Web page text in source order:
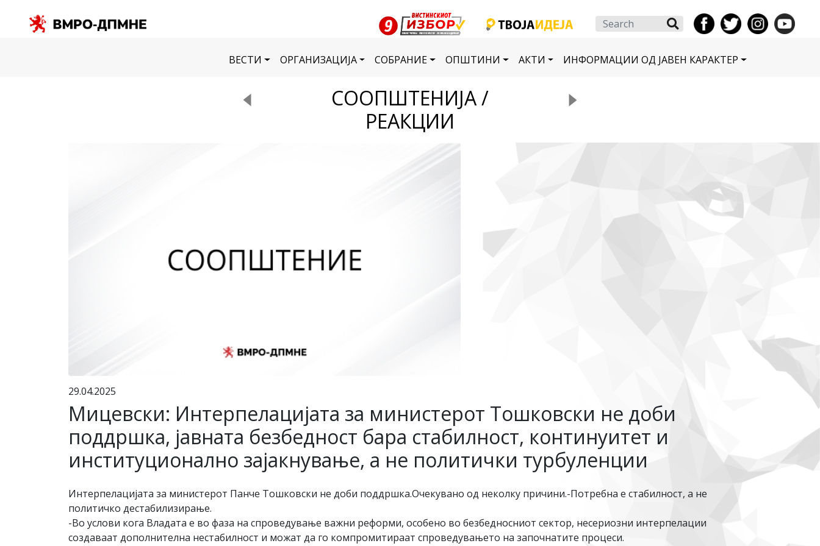
Search
ВЕСТИ ОРГАНИЗАЦИЈА СОБРАНИЕ ОПШТИНИ АКТИ ИНФОРМАЦИИ ОД ЈАВЕН КАРАКТЕР
СООПШТЕНИЈА /
РЕАКЦИИ
29.04.2025
Мицевски: Интерпелацијата за министерот Тошковски не доби
поддршка, јавната безбедност бара стабилност, континуитет и
институционално зајакнување, а не политички турбуленции
Интерпелацијата за министерот Панче Тошковски не доби поддршка.Очекувано од неколку причини.-Потребна е стабилност, а не
политичко дестабилизирање.
-Во услови кога Владата е во фаза на спроведување важни реформи, особено во безбедносниот сектор, несериозни интерпелации
создаваат дополнителна нестабилност и можат да го компромитираат спроведувањето на започнатите процеси.